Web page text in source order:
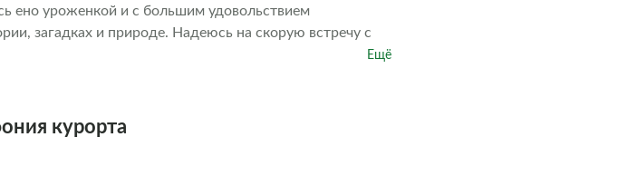
ено уроженкой и с большим удовольствием
загадках и природе. Надеюсь на скорую встречу с
Ещё
курорта